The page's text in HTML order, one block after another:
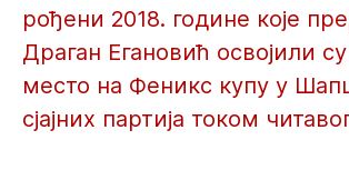
рођени 2018. године које
Драган Егановић освојили
место на Феникс купу у
сјајних партија током